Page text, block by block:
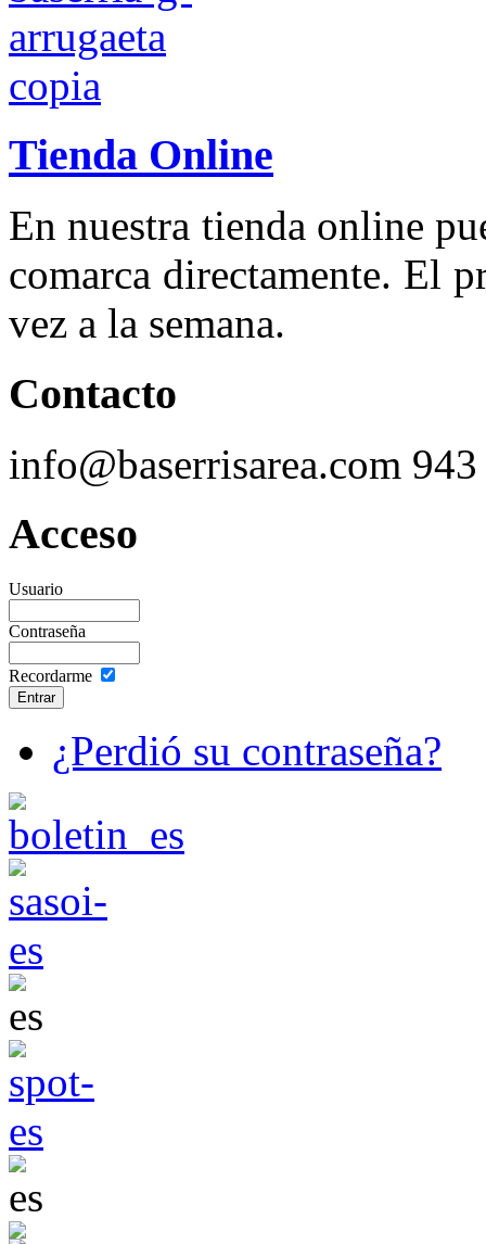
Tienda Online
En nuestra tienda online
comarca directamente. El
vez a la semana.
Contacto
info@baserrisarea.com
Acceso
Usuario
Contraseña
Recordarme
¿Perdió su contraseña?